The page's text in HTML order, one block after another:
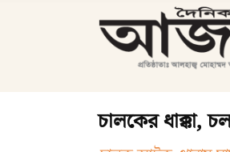
আজাদী
চালকের ধাক্কা,